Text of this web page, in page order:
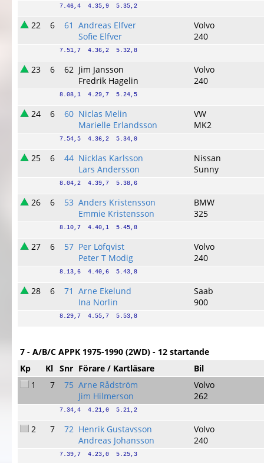
7.46,4  4.35,9  5.35,2
22 6 61 Andreas Elfver
Sofie Elfver
Volvo
240
7.51,7  4.36,2  5.32,8
23 6 62 Jim Jansson
Fredrik Hagelin
Volvo
240
8.08,1  4.29,7  5.24,5
24 6 60 Niclas Melin
Marielle Erlandsson
VW
MK2
7.54,5  4.36,2  5.34,0
25 6 44 Nicklas Karlsson
Lars Andersson
Nissan
Sunny
8.04,2  4.39,7  5.38,6
26 6 53 Anders Kristensson
Emmie Kristensson
BMW
325
8.10,7  4.40,1  5.45,8
27 6 57 Per Löfqvist
Peter T Modig
Volvo
240
8.13,6  4.40,6  5.43,8
28 6 71 Arne Ekelund
Ina Norlin
Saab
900
8.29,7  4.55,7  5.53,8
7 - A/B/C APPK 1975-1990 (2WD) - 12 startande
Kp
Kl Snr Förare / Kartläsare
Bil
1
7 75 Arne Rådström
Jim Hilmerson
Volvo
262
7.34,4  4.21,0  5.21,2
2 7 72 Henrik Gustavsson
Andreas Johansson
Volvo
240
7.39,7  4.23,0  5.25,3